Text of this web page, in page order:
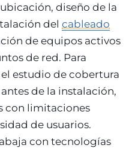
diseño de la
del cableado
de equipos activos
de red. Para
estudio de cobertura
de la instalación,
con limitaciones
de usuarios.
con tecnologías